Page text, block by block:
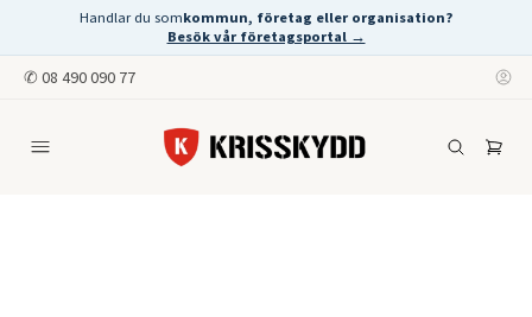
Handlar du somkommun, företag eller organisation?
Besök vår företagsportal →
✆ 08 490 090 77